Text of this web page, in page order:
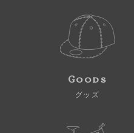
Goods
グッズ